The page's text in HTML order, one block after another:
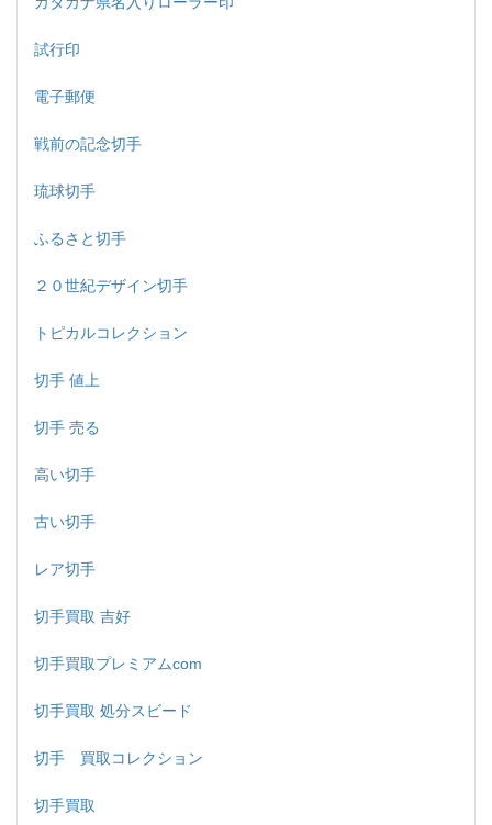
試行印
電子郵便
戦前の記念切手
琉球切手
ふるさと切手
２０世紀デザイン切手
トピカルコレクション
切手 値上
切手 売る
高い切手
古い切手
レア切手
切手買取 吉好
切手買取プレミアムcom
切手買取 処分スビード
切手 買取コレクション
切手買取